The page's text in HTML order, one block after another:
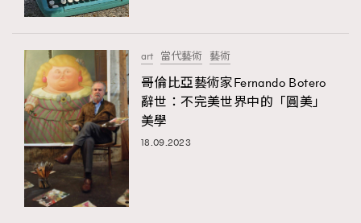
art 當代藝術 藝術
哥倫比亞藝術家Fernando Botero
辭世：不完美世界中的「圓美」
美學
18.09.2023